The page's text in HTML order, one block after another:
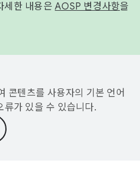
세한 내용은 AOSP 변경사항을
콘텐츠를 사용자의 기본 언어
류가 있을 수 있습니다.